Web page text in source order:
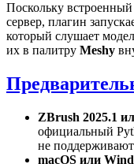
Поскольку
сервер, плагин
который слушает
их в палитру Meshy
ZBrush 2025.1
официальный
не
macOS или